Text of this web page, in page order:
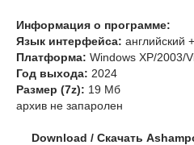
Информация о программе:
Язык интерфейса: английский
Платформа: Windows XP/2003/
Год выхода: 2024
Размер (7z): 19 Мб
архив не запаролен
Download / Скачать